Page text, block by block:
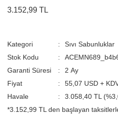
3.152,99 TL
Kategori
Sıvı Sabunluklar
Stok Kodu
Garanti Süresi
2 Ay
Fiyat
55,07 USD +
Havale
3.058,40 TL
*3.152,99 TL den başlayan